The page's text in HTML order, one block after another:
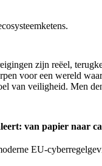
zijn reëel,
voor een wereld
van veiligheid. Men
van papier naar
EU-